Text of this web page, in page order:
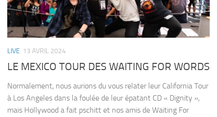
LIVE 13 AVRIL 2024
LE MEXICO TOUR DES WAITING FOR WORDS
Normalement, nous aurions du vous relater leur California Tour
à Los Angeles dans la foulée de leur épatant CD « Dignity »,
mais Hollywood a fait pschitt et nos amis de Waiting For